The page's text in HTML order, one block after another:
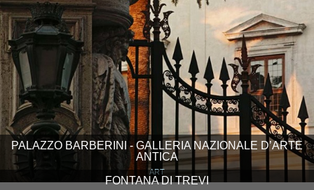
PALAZZO BARBERINI - GALLERIA NAZIONALE D’ARTE
ANTICA
ART
FONTANA DI TREVI